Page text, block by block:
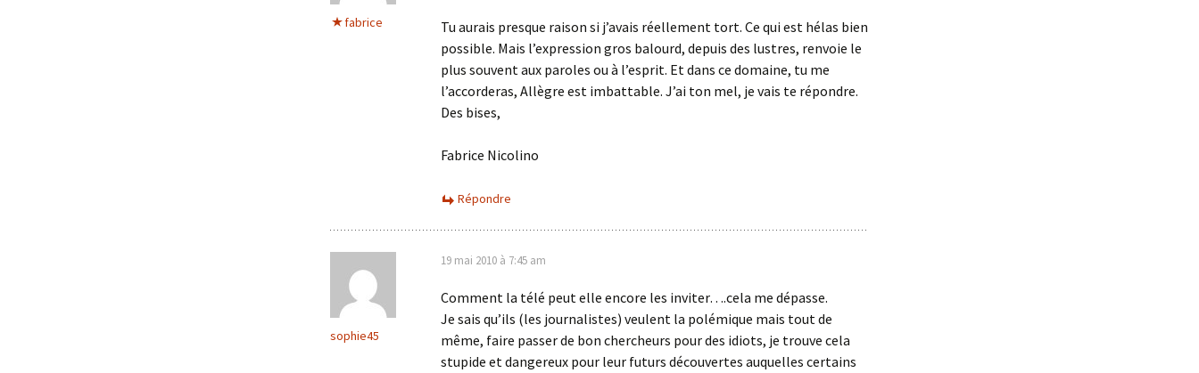
fabrice
Tu aurais presque raison si j’avais réellement tort. Ce qui est hélas bien
possible. Mais l’expression gros balourd, depuis des lustres, renvoie le
plus souvent aux paroles ou à l’esprit. Et dans ce domaine, tu me
l’accorderas, Allègre est imbattable. J’ai ton mel, je vais te répondre.
Des bises,
Fabrice Nicolino
Répondre
sophie45
19 mai 2010 à 7:45 am
Comment la télé peut elle encore les inviter….cela me dépasse.
Je sais qu’ils (les journalistes) veulent la polémique mais tout de
même, faire passer de bon chercheurs pour des idiots, je trouve cela
stupide et dangereux pour leur futurs découvertes auquelles certains